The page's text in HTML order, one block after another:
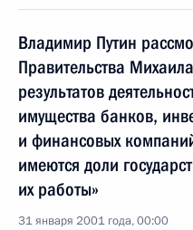
Владимир Путин
Правительства
результатов
имущества банков,
и финансовых
имеются доли
их работы»
31 января 2001 года, 00:00